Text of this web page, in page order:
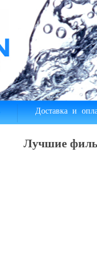
Доставка и
Лучшие